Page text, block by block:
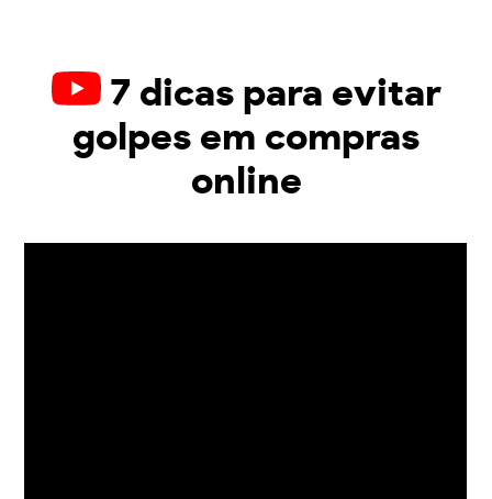
7 dicas para evitar
golpes em compras
online